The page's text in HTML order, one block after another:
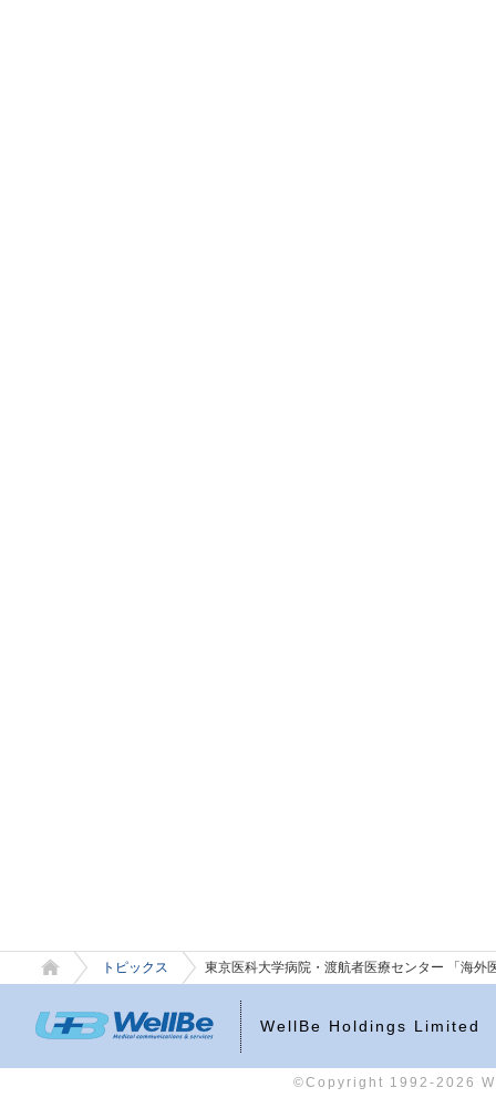
トピックス 東京医科大学病院・渡航者医療センター 「海
WellBe Holdings Limited
©Copyright 1992-2026